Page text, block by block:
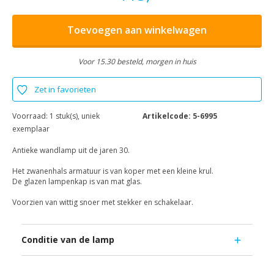
Toevoegen aan winkelwagen
Voor 15.30 besteld, morgen in huis
Zet in favorieten
Voorraad: 1 stuk(s), uniek
exemplaar
Artikelcode: 5-6995
Antieke wandlamp uit de jaren 30.
Het zwanenhals armatuur is van koper met een kleine krul.
De glazen lampenkap is van mat glas.
Voorzien van wittig snoer met stekker en schakelaar.
Conditie van de lamp